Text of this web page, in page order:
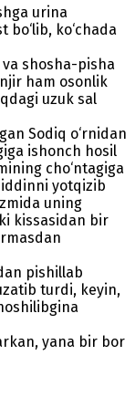
urina
ko‘chada
shosha-pisha
ham osonlik
uzuk sal
Sodiq o‘rnidan
ishonch hosil
cho‘ntagiga
yotqizib
uning
kissasidan bir
pishillab
turdi, keyin,
yana bir bor